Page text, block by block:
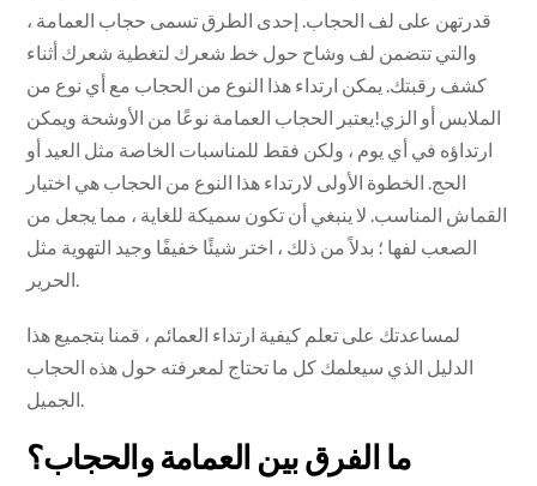
قدرتهن على لف الحجاب. إحدى الطرق تسمى حجاب العمامة ،
والتي تتضمن لف وشاح حول خط شعرك لتغطية شعرك أثناء
كشف رقبتك. يمكن ارتداء هذا النوع من الحجاب مع أي نوع من
الملابس أو الزي!يعتبر الحجاب العمامة نوعًا من الأوشحة ويمكن
ارتداؤه في أي يوم ، ولكن فقط للمناسبات الخاصة مثل العيد أو
الحج. الخطوة الأولى لارتداء هذا النوع من الحجاب هي اختيار
القماش المناسب. لا ينبغي أن تكون سميكة للغاية ، مما يجعل من
الصعب لفها ؛ بدلاً من ذلك ، اختر شيئًا خفيفًا وجيد التهوية مثل
لمساعدتك على تعلم كيفية ارتداء العمائم ، قمنا بتجميع هذا
الدليل الذي سيعلمك كل ما تحتاج لمعرفته حول هذه الحجاب
الجميل.
ما الفرق بين العمامة والحجاب؟